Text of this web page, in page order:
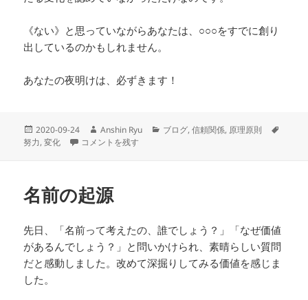
《ない》と思っていながらあなたは、○○○をすでに創り
出しているのかもしれません。
あなたの夜明けは、必ずきます！
投
稿
2020-09-24
作
成
Anshin Ryu
カ
ブログ,信頼関係, 原理原則
努力,変化 突然変異＝積み重ねてきた努力の結果 に
コメントを残す
名前の起源
先日、「名前って考えたの、誰でしょう？」「なぜ価値
があるんでしょう？」と問いかけられ、素晴らしい質問
だと感動しました。改めて深掘りしてみる価値を感じま
した。